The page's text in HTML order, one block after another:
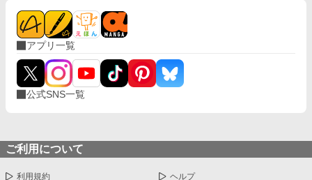
アプリ一覧
公式SNS一覧
ご利用について
利用規約 ヘルプ